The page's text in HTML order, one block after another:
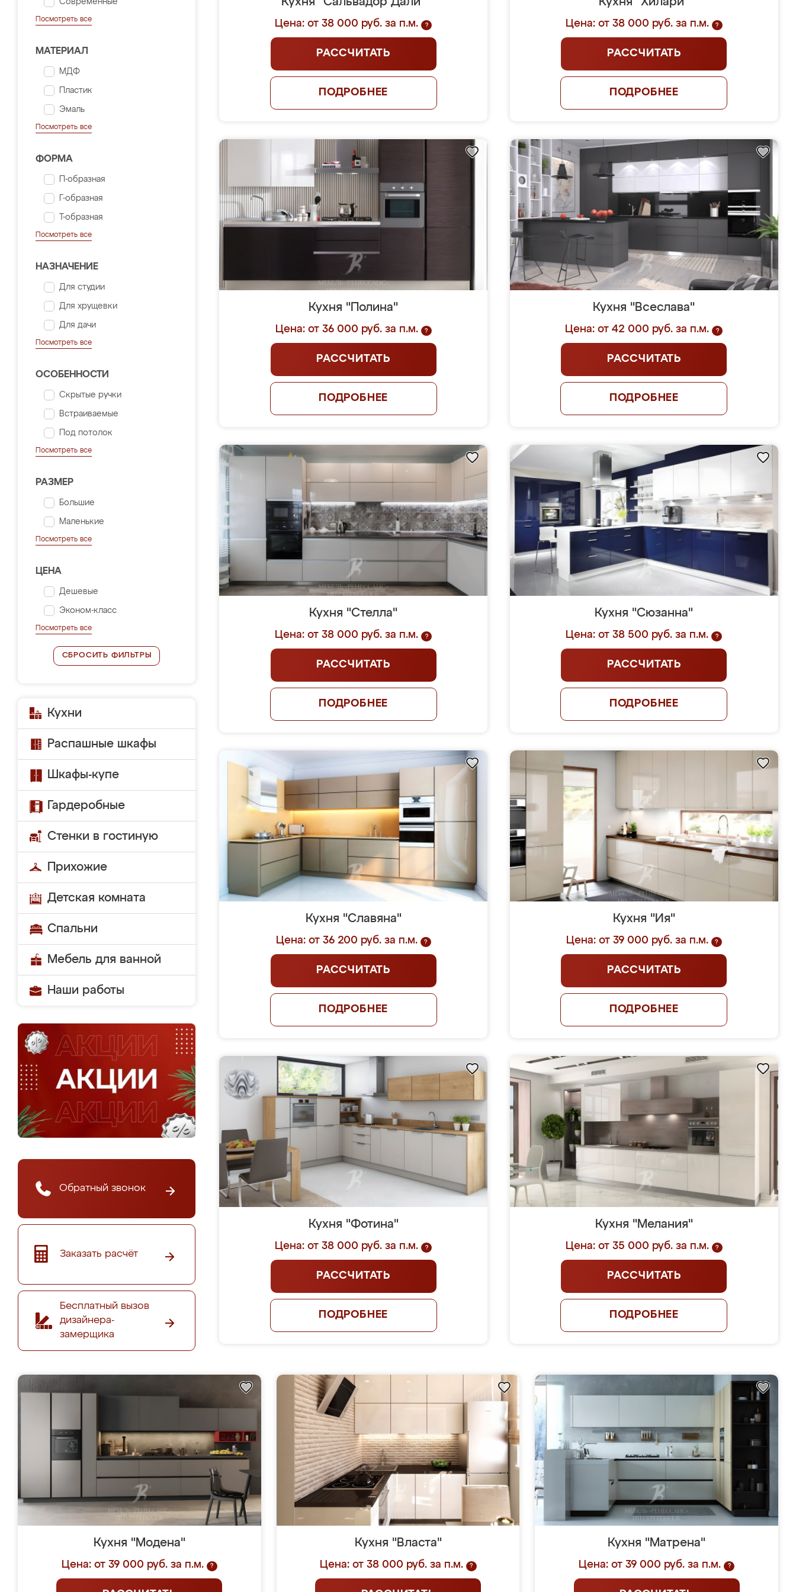
Современные
Посмотреть все
МАТЕРИАЛ
МДФ
Пластик
Эмаль
Посмотреть все
ФОРМА
П-образная
Г-образная
Т-образная
Посмотреть все
НАЗНАЧЕНИЕ
Для студии
Для хрущевки
Для дачи
Посмотреть все
ОСОБЕННОСТИ
Скрытые ручки
Встраиваемые
Под потолок
Посмотреть все
РАЗМЕР
Большие
Маленькие
Посмотреть все
ЦЕНА
Дешевые
Эконом-класс
Посмотреть все
СБРОСИТЬ ФИЛЬТРЫ
Кухни
Распашные шкафы
Шкафы-купе
Гардеробные
Стенки в гостиную
Прихожие
Детская комната
Спальни
Мебель для ванной
Наши работы
Обратный звонок
Заказать расчёт
Бесплатный вызов
дизайнера-
замерщика
Цена: от 38 000 руб. за п.м. ?
РАССЧИТАТЬ
ПОДРОБНЕЕ
Цена: от 38 000 руб. за п.м. ?
РАССЧИТАТЬ
ПОДРОБНЕЕ
Кухня "Полина"
Цена: от 36 000 руб. за п.м. ?
РАССЧИТАТЬ
ПОДРОБНЕЕ
Кухня "Всеслава"
Цена: от 42 000 руб. за п.м. ?
РАССЧИТАТЬ
ПОДРОБНЕЕ
Кухня "Стелла"
Цена: от 38 000 руб. за п.м. ?
РАССЧИТАТЬ
ПОДРОБНЕЕ
Кухня "Сюзанна"
Цена: от 38 500 руб. за п.м. ?
РАССЧИТАТЬ
ПОДРОБНЕЕ
Кухня "Славяна"
Цена: от 36 200 руб. за п.м. ?
РАССЧИТАТЬ
ПОДРОБНЕЕ
Кухня "Ия"
Цена: от 39 000 руб. за п.м. ?
РАССЧИТАТЬ
ПОДРОБНЕЕ
Кухня "Фотина"
Цена: от 38 000 руб. за п.м. ?
РАССЧИТАТЬ
ПОДРОБНЕЕ
Кухня "Мелания"
Цена: от 35 000 руб. за п.м. ?
РАССЧИТАТЬ
ПОДРОБНЕЕ
Кухня "Модена"
Цена: от 39 000 руб. за п.м. ?
Кухня "Власта"
Цена: от 38 000 руб. за п.м. ?
Кухня "Матрена"
Цена: от 39 000 руб. за п.м. ?